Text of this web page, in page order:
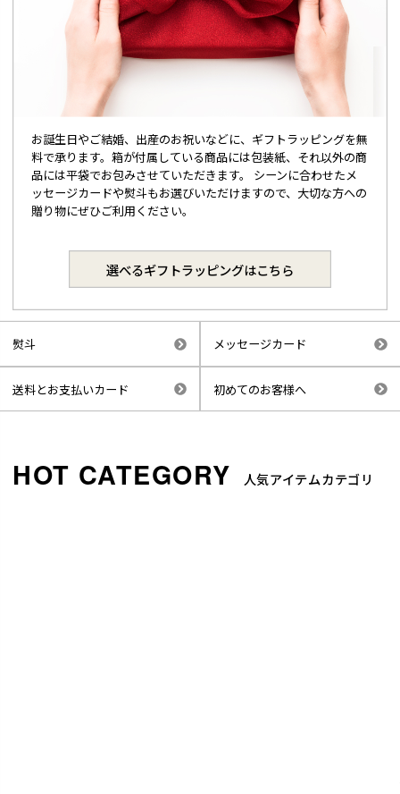
お誕生日やご結婚、出産のお祝いなどに、ギフトラッピングを無
料で承ります。箱が付属している商品には包装紙、それ以外の商
品には平袋でお包みさせていただきます。 シーンに合わせたメ
ッセージカードや熨斗もお選びいただけますので、大切な方への
贈り物にぜひご利用ください。
選べるギフトラッピングはこちら
熨斗 メッセージカード
送料とお支払いカード 初めてのお客様へ
人気アイテムカテゴリ